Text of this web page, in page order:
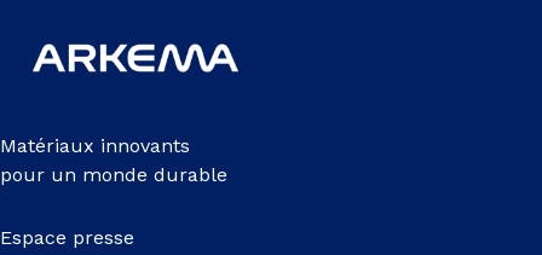
Matériaux innovants
pour un monde durable
Espace presse